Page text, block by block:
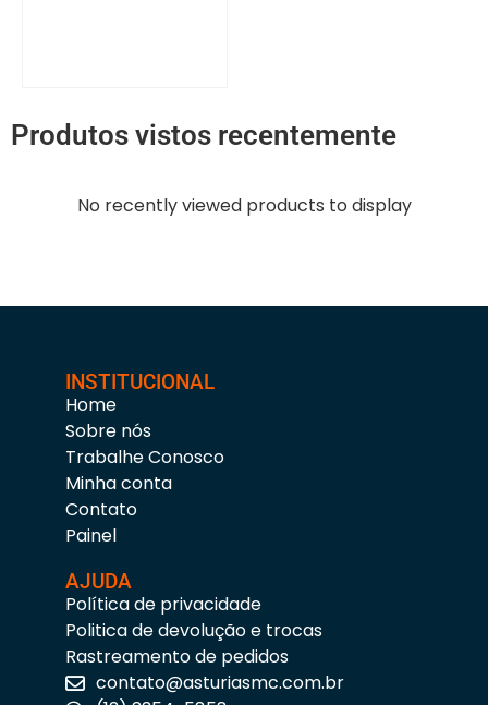
Produtos vistos recentemente
No recently viewed products to display
INSTITUCIONAL
Home
Sobre nós
Trabalhe Conosco
Minha conta
Contato
Painel
AJUDA
Política de privacidade
Politica de devolução e trocas
Rastreamento de pedidos
contato@asturiasmc.com.br